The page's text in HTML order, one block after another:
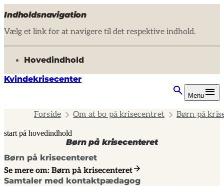
Indholdsnavigation
Vælg et link for at navigere til det respektive indhold.
gå til
Hovedindhold
Kvindekrisecenter
Menu
Forside Om at bo på krisecentret Børn på
start på hovedindhold
Børn på krisecenteretsenest opdateret 24. februar 2025
Børn på krisecenteret
Se mere om: Børn på krisecenteret
Samtaler med kontaktpædagog